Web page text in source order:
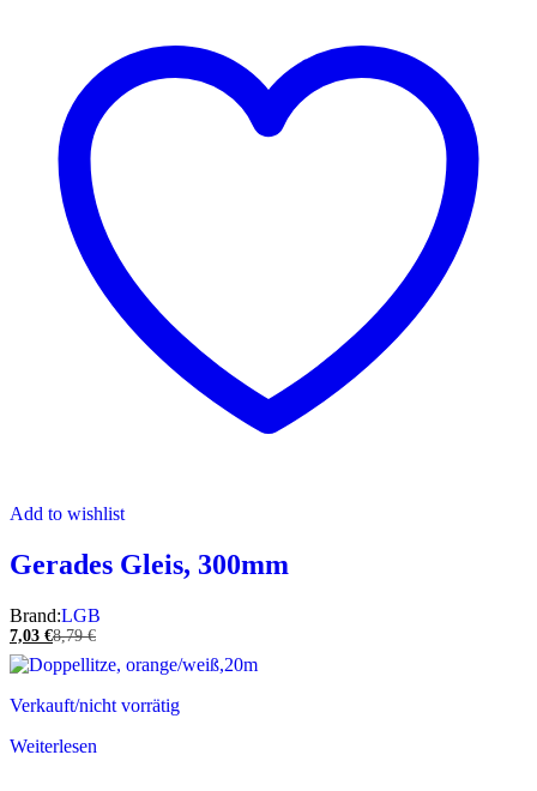
Add to wishlist
Gerades Gleis, 300mm
Brand:LGB
7,03 €8,79€
Verkauft/nicht vorrätig
Weiterlesen